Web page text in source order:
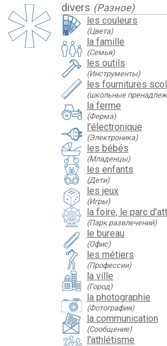
divers (Разное)
les couleurs
(Цвета)
la famille
(Семья)
les outils
(Инструменты)
les fournitures
(школьные
la ferme
(Ферма)
l'électronique
(Электроника)
les bébés
(Младенцы)
les enfants
(Дети)
les jeux
(Игры)
la foire, le parc
(Парк развлечений)
le bureau
(Oфис)
les métiers
(Профессии)
la ville
(Город)
la photographie
(Фотография)
la communication
(Сообщение)
l'athlétisme